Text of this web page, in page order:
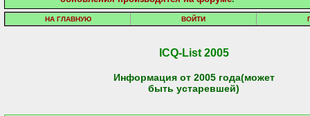
НА ГЛАВНУЮ ВОЙТИ
ICQ-List 2005
Информация от 2005 года(может
быть устаревшей)